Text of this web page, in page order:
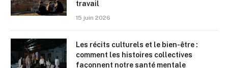
travail
15 juin 2026
Les récits culturels et le bien-être :
comment les histoires collectives
façonnent notre santé mentale